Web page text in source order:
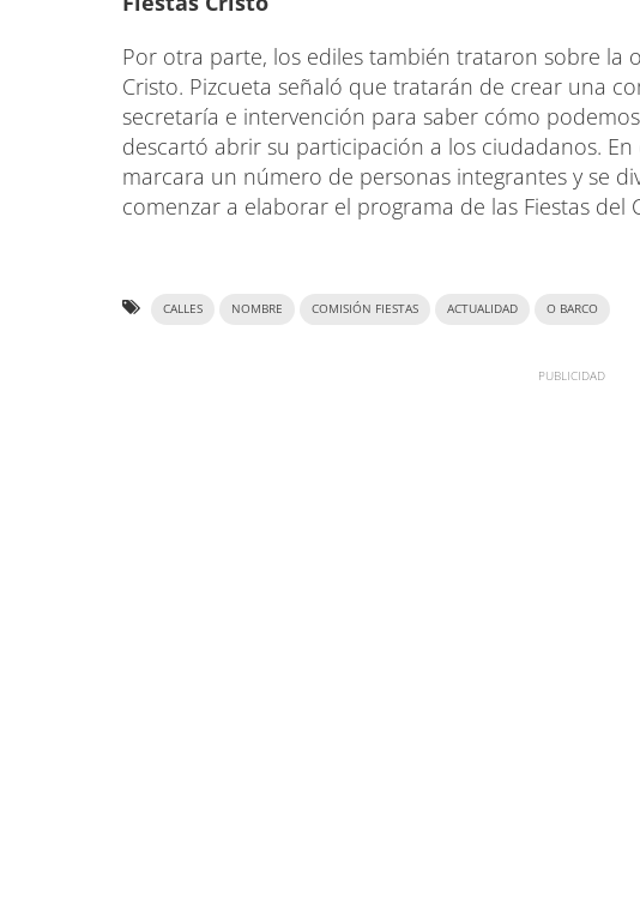
Por otra parte, los ediles también trataron sobre la
Cristo. Pizcueta señaló que tratarán de crear una
secretaría e intervención para saber cómo
descartó abrir su participación a los ciudadanos.
marcara un número de personas integrantes y se
comenzar a elaborar el programa de las Fiestas del
CALLES NOMBRE COMISIÓN FIESTAS ACTUALIDAD O BARCO